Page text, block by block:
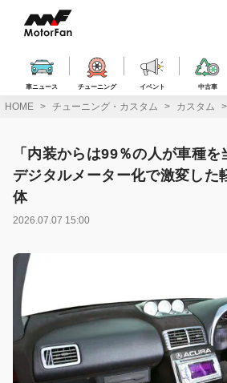
ス
車ニュース チューニング イベント 中古車
HOME チューニング・カスタム カスタム
「内装からは99％の人が車種を
デジタルメーター化で激変した
体
2026.07.07 15:00